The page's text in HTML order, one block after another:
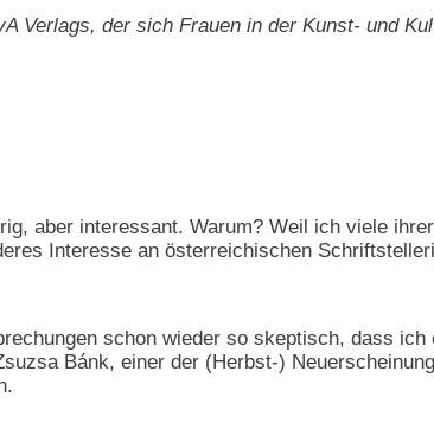
Verlags, der sich Frauen in der Kunst- und
aber interessant. Warum? Weil ich viele
Interesse an österreichischen
schon wieder so skeptisch, dass ich
Bánk, einer der (Herbst-)